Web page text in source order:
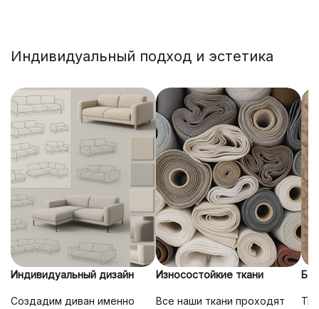
Индивидуальный подход и эстетика
Индивидуальный дизайн
Создадим диван именно
Износостойкие ткани
Все наши ткани проходят